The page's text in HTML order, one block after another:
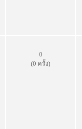
0
(0 ครั้ง)